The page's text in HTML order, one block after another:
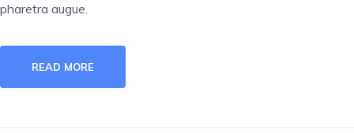
pharetra augue.
READ MORE